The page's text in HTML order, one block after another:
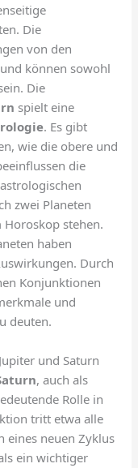
Die
von den
können sowohl
Die
spielt eine
. Es gibt
wie die obere und
die
zwei Planeten
stehen.
haben
Durch
Konjunktionen
und
deuten.
und Saturn
, auch als
Rolle in
tritt etwa alle
eines neuen Zyklus
ein wichtiger